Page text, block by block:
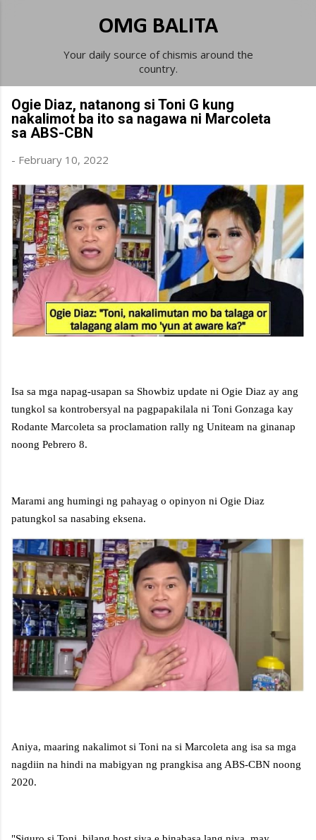
Skip to main content
OMG BALITA
Your daily source of chismis around the
country.
Ogie Diaz, natanong si Toni G kung
nakalimot ba ito sa nagawa ni Marcoleta
sa ABS-CBN
- February 10, 2022
Isa sa mga napag-usapan sa Showbiz update ni Ogie Diaz ay ang
tungkol sa kontrobersyal na pagpapakilala ni Toni Gonzaga kay
Rodante Marcoleta sa proclamation rally ng Uniteam na ginanap
noong Pebrero 8.
Marami ang humingi ng pahayag o opinyon ni Ogie Diaz
patungkol sa nasabing eksena.
Aniya, maaring nakalimot si Toni na si Marcoleta ang isa sa mga
nagdiin na hindi na mabigyan ng prangkisa ang ABS-CBN noong
2020.